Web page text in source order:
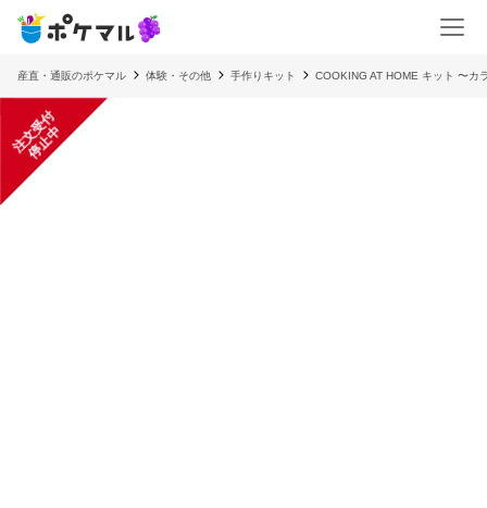
産直・通販のポケマル 体験・その他 手作りキット COOKING AT HOME キット 〜カ
注
文
受
付
停
止
中